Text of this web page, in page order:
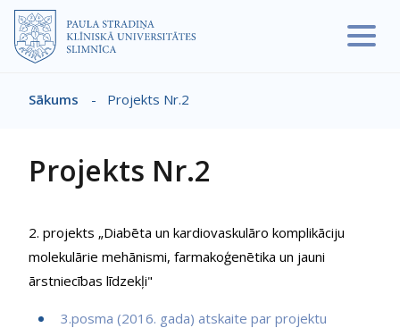
Pārlekt uz galveno saturu
Atpakaļceļš
Sākums - Projekts Nr.2
Projekts Nr.2
2. projekts „Diabēta un kardiovaskulāro komplikāciju
molekulārie mehānismi, farmakoģenētika un jauni
ārstniecības līdzekļi"
3.posma (2016. gada) atskaite par projektu